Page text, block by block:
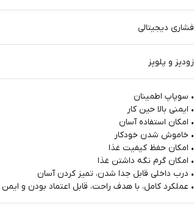
فشاری دیجیتالی
زودپز و پلوپز
• سوپاپ اطمینان
• ایمنی بالا حین کار
• امکان استفاده آسان
• خاموش شدن خودکار
• امکان حفظ کیفیت غذا
• امکان گرم نگه داشتن غذا
• درب داخلی قابل جدا شدن، تمیز کردن آسان
• عملکرد کامل، با هدف راحت، قابل اعتماد بودن و ایمن